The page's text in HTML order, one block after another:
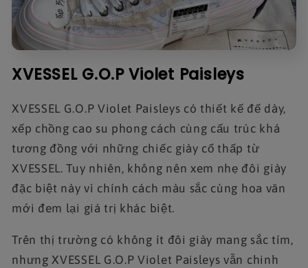
XVESSEL G.O.P Violet Paisleys
XVESSEL G.O.P Violet Paisleys có thiết kế đế dày,
xếp chồng cao su phong cách cùng cấu trúc khá
tương đồng với những chiếc giày cổ thấp từ
XVESSEL. Tuy nhiên, không nên xem nhẹ đôi giày
đặc biệt này vì chính cách màu sắc cùng hoa văn
mới đem lại giá trị khác biệt.
Trên thị trường có không ít đôi giày mang sắc tím,
nhưng XVESSEL G.O.P Violet Paisleys vẫn chinh